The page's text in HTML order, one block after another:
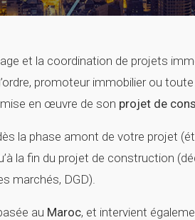
et la coordination de projets
promoteur immobilier ou
mise en œuvre de son projet de
la phase amont de votre projet
la fin du projet de construction
marchés, DGD).
au Maroc, et intervient